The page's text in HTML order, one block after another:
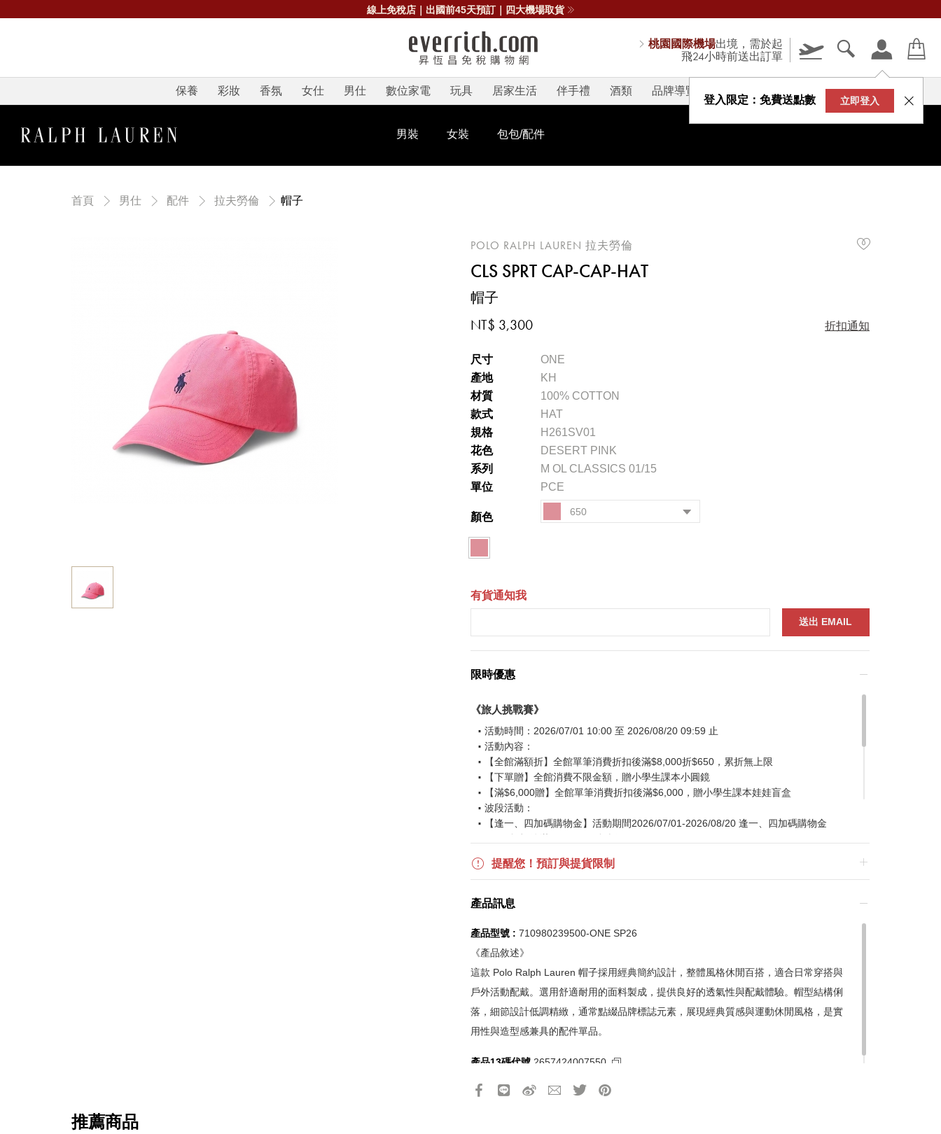
線上免稅店｜出國前45天預訂｜四大機場取貨
桃園國際機場出境，需於起
飛24小時前送出訂單
登入限定：免費送點數 立即登入
保養 彩妝 香氛 女仕 男仕 數位家電 玩具 居家生活 伴手禮 酒類 品牌導覽 V-STORY
男裝 女裝 包包/配件
請選擇您的搭機地點
首頁 男仕 配件 拉夫勞倫 帽子
POLO RALPH LAUREN 拉夫勞倫
CLS SPRT CAP-CAP-HAT
帽子
NT$ 3,300 折扣通知
尺寸
ONE
產地
KH
材質
100% COTTON
款式
HAT
規格
H261SV01
花色
DESERT PINK
系列
M OL CLASSICS 01/15
單位
PCE
顏色 650
有貨通知我
限時優惠
《旅人挑戰賽》
活動時間：2026/07/01 10:00 至 2026/08/20 09:59 止
活動內容：
【全館滿額折】全館單筆消費折扣後滿$8,000折$650，累折無上限
【下單贈】全館消費不限金額，贈小學生課本小圓鏡
【滿$6,000贈】全館單筆消費折扣後滿$6,000，贈小學生課本娃娃盲盒
波段活動：
【逢一、四加碼購物金】活動期間2026/07/01-2026/08/20 逢一、四加碼購物金
活動詳情請參見
實際折扣金額以系統顯示為準
《網站活動限制說明》
所有活動皆訂單成立時間為準，贈品皆為數量有限，送完為止
所有活動皆以系統自動計算是否達到滿額優惠門檻，以系統計算為準
所有活動皆不可不同訂單相互累計
提醒您！預訂與提貨限制
產品訊息
產品型號 : 710980239500-ONE SP26
《產品敘述》
這款 Polo Ralph Lauren 帽子採用經典簡約設計，整體風格休閒百搭，適合日常穿搭與
戶外活動配戴。選用舒適耐用的面料製成，提供良好的透氣性與配戴體驗。帽型結構俐
落，細節設計低調精緻，通常點綴品牌標誌元素，展現經典質感與運動休閒風格，是實
用性與造型感兼具的配件單品。
產品13碼代號 2657424007550
推薦商品